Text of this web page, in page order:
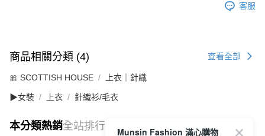
客服
商品相關分類 (4) 查看全部
🎀 SCOTTISH HOUSE 上衣｜針織
▶女裝 上衣 針織衫/毛衣
本分類熱銷全站排行
Munsin Fashion 滿心購物